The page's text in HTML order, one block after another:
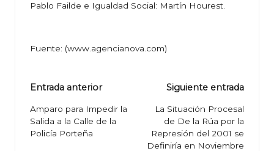
Pablo Failde e Igualdad Social: Martín Hourest.
Fuente: (www.agencianova.com)
Navegación
de
entradas
Entrada anterior
Amparo para Impedir la
Salida a la Calle de la
Policía Porteña
Siguiente entrada
La Situación Procesal
de De la Rúa por la
Represión del 2001 se
Definiría en Noviembre